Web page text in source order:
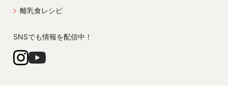
離乳食レシピ
SNSでも情報を配信中！